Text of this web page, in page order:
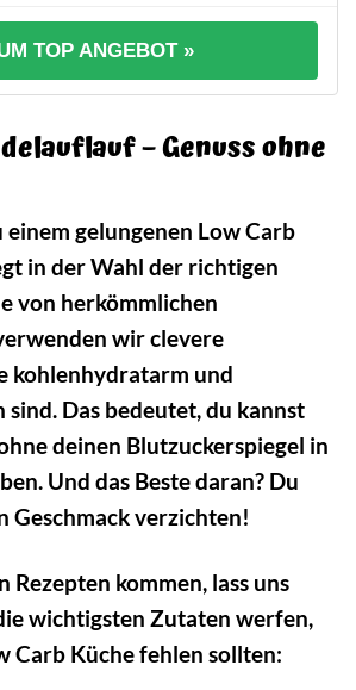
TOP ANGEBOT »
– Genuss ohne
einem gelungenen Low Carb
in der Wahl der richtigen
von herkömmlichen
wir clevere
kohlenhydratarm und
Das bedeutet, du kannst
deinen Blutzuckerspiegel in
Und das Beste daran? Du
Geschmack verzichten!
Rezepten kommen, lass uns
wichtigsten Zutaten werfen,
Carb Küche fehlen sollten: